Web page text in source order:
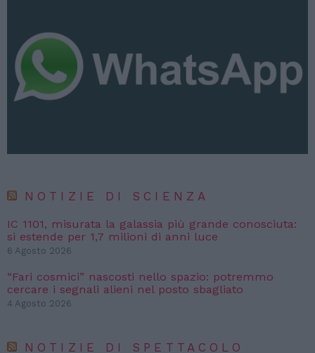
NOTIZIE DI SCIENZA
IC 1101, misurata la galassia più grande conosciuta:
si estende per 1,7 milioni di anni luce
6 Agosto 2026
“Fari cosmici” nascosti nello spazio: potremmo
cercare i segnali alieni nel posto sbagliato
4 Agosto 2026
NOTIZIE DI SPETTACOLO